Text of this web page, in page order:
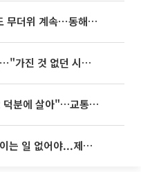
[내일 날씨] 폭염 한풀 꺾여도 무더위 계속⋯동해안 이틀 연속 비
임영웅, 어느덧 데뷔 10주년⋯"가진 것 없던 시절, 내 앞엔 20명의 팬뿐"
'굿 윌 헌팅' 배우 "기아 EV2 덕분에 살아"…교통사고 후 안전성 극찬
李대통령 “청년이 결혼 망설이는 일 없어야...제도상 불이익 조사”